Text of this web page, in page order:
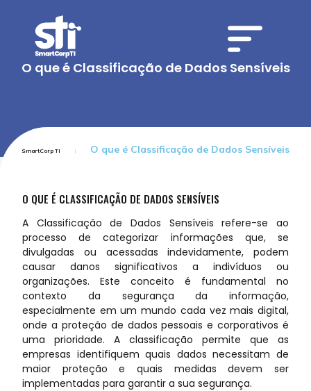
O que é Classificação de Dados Sensíveis
SmartCorp TI O que é Classificação de Dados Sensíveis
O QUE É CLASSIFICAÇÃO DE DADOS SENSÍVEIS
A Classificação de Dados Sensíveis refere-se ao
processo de categorizar informações que, se
divulgadas ou acessadas indevidamente, podem
causar danos significativos a indivíduos ou
organizações. Este conceito é fundamental no
contexto da segurança da informação,
especialmente em um mundo cada vez mais digital,
onde a proteção de dados pessoais e corporativos é
uma prioridade. A classificação permite que as
empresas identifiquem quais dados necessitam de
maior proteção e quais medidas devem ser
implementadas para garantir a sua segurança.